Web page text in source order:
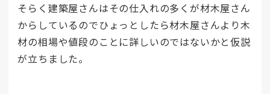
そらく建築屋さんはその仕入れの多くが材木屋さん
からしているのでひょっとしたら材木屋さんより木
材の相場や値段のことに詳しいのではないかと仮説
が立ちました。